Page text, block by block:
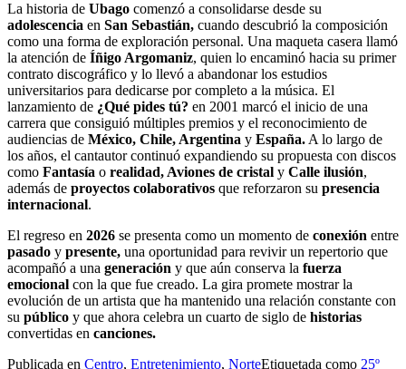
La historia de Ubago comenzó a consolidarse desde su
adolescencia en San Sebastián, cuando descubrió la composición
como una forma de exploración personal. Una maqueta casera llamó
la atención de Íñigo Argomaniz, quien lo encaminó hacia su primer
contrato discográfico y lo llevó a abandonar los estudios
universitarios para dedicarse por completo a la música. El
lanzamiento de ¿Qué pides tú? en 2001 marcó el inicio de una
carrera que consiguió múltiples premios y el reconocimiento de
audiencias de México, Chile, Argentina y España. A lo largo de
los años, el cantautor continuó expandiendo su propuesta con discos
como Fantasía o realidad, Aviones de cristal y Calle ilusión,
además de proyectos colaborativos que reforzaron su presencia
internacional.
El regreso en 2026 se presenta como un momento de conexión entre
pasado y presente, una oportunidad para revivir un repertorio que
acompañó a una generación y que aún conserva la fuerza
emocional con la que fue creado. La gira promete mostrar la
evolución de un artista que ha mantenido una relación constante con
su público y que ahora celebra un cuarto de siglo de historias
convertidas en canciones.
Publicada en Centro, Entretenimiento, NorteEtiquetada como 25º